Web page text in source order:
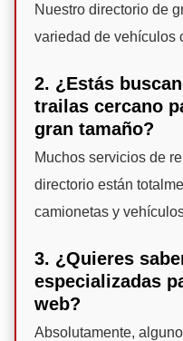
Nuestro directorio de
variedad de vehículos
2. ¿Estás
trailas cercano
gran tamaño?
Muchos servicios de
directorio están
camionetas y
3. ¿Quieres
especializadas
web?
Absolutamente,